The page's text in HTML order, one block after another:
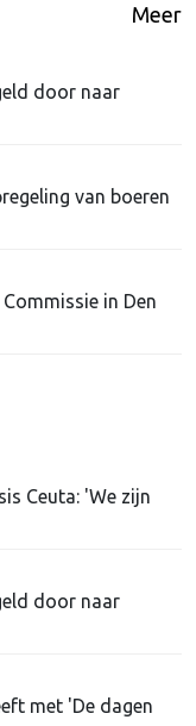
Meer
door naar
van boeren
in Den
Ceuta: 'We zijn
door naar
met 'De dagen